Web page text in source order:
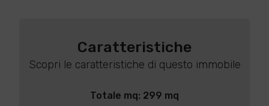
Caratteristiche
Scopri le caratteristiche di questo immobile
Totale mq: 299 mq